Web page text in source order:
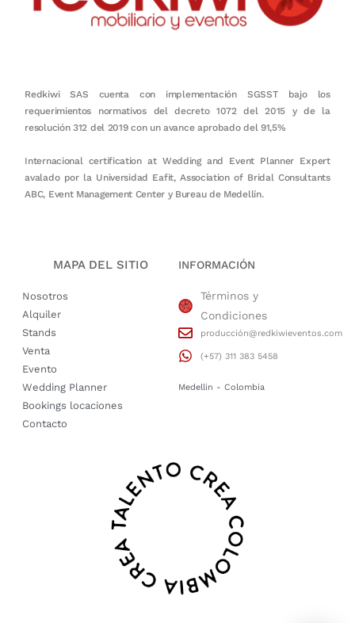
Redkiwi SAS cuenta con implementación SGSST bajo los
requerimientos normativos del decreto 1072 del 2015 y de la
resolución 312 del 2019 con un avance aprobado del 91,5%
Internacional certification at Wedding and Event Planner Expert
avalado por la Universidad Eafit, Association of Bridal Consultants
ABC, Event Management Center y Bureau de Medellín.
MAPA DEL SITIO
Nosotros
Alquiler
Stands
Venta
Evento
Wedding Planner
Bookings locaciones
Contacto
INFORMACIÓN
Términos y
Condiciones
producción@redkiwieventos.com
(+57) 311 383 5458
Medellin - Colombia